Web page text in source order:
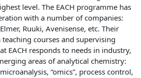
level. The EACH programme has
with a number of companies:
Ruuki, Avenisense, etc. Their
courses and supervising
EACH responds to needs in industry,
areas of analytical chemistry:
“omics”, process control,